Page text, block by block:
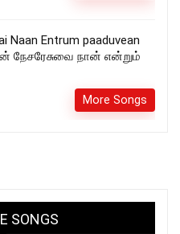
Naan Entrum paaduvean
நேசரேசுவை நான் என்றும்
More Songs
SONGS